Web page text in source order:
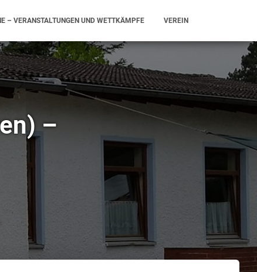
– VERANSTALTUNGEN UND WETTKÄMPFE VEREIN
–